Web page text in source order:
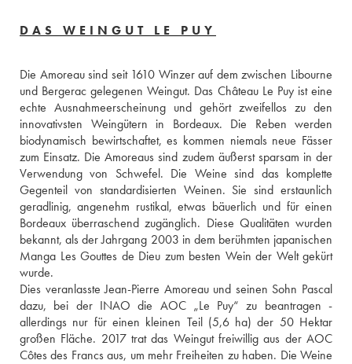
DAS WEINGUT LE PUY
Die Amoreau sind seit 1610 Winzer auf dem zwischen Libourne
und Bergerac gelegenen Weingut. Das Château Le Puy ist eine
echte Ausnahmeerscheinung und gehört zweifellos zu den
innovativsten Weingütern in Bordeaux. Die Reben werden
biodynamisch bewirtschaftet, es kommen niemals neue Fässer
zum Einsatz. Die Amoreaus sind zudem äußerst sparsam in der
Verwendung von Schwefel. Die Weine sind das komplette
Gegenteil von standardisierten Weinen. Sie sind erstaunlich
geradlinig, angenehm rustikal, etwas bäuerlich und für einen
Bordeaux überraschend zugänglich. Diese Qualitäten wurden
bekannt, als der Jahrgang 2003 in dem berühmten japanischen
Manga Les Gouttes de Dieu zum besten Wein der Welt gekürt
wurde.
Dies veranlasste Jean-Pierre Amoreau und seinen Sohn Pascal
dazu, bei der INAO die AOC „Le Puy“ zu beantragen -
allerdings nur für einen kleinen Teil (5,6 ha) der 50 Hektar
großen Fläche. 2017 trat das Weingut freiwillig aus der AOC
Côtes des Francs aus, um mehr Freiheiten zu haben. Die Weine